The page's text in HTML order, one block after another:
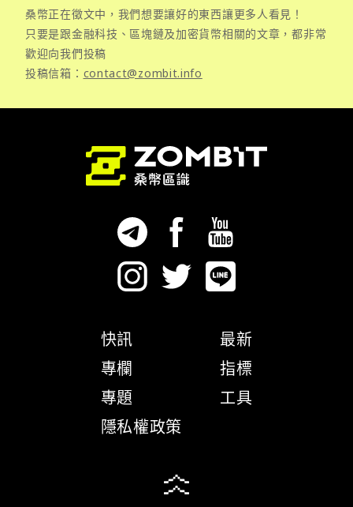
桑幣正在徵文中，我們想要讓好的東西讓更多人看見！
只要是跟金融科技、區塊鏈及加密貨幣相關的文章，都非常
歡迎向我們投稿
投稿信箱： contact@zombit.info
快訊
專欄
專題
隱私權政策
最新
指標
工具